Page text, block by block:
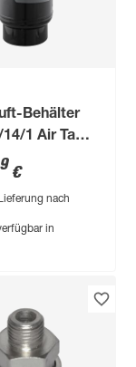
Behälter
1 Air Tank'
l
€
nach
in